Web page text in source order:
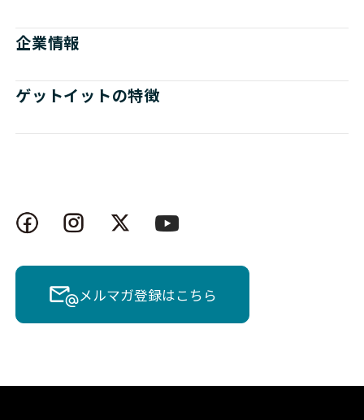
企業情報
ゲットイットの特徴
メルマガ登録はこちら